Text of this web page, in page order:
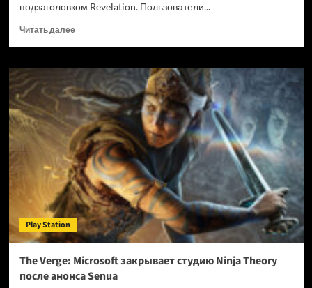
подзаголовком Revelation. Пользователи...
Читать далееПрочитать
Страница
Fantasy
VII
Revelation
появилась
в
PlayStation
Store
и
Steam
—
перевода
на
не
будет
Play Station
The Verge: Microsoft закрывает студию Ninja Theory
после анонса Senua